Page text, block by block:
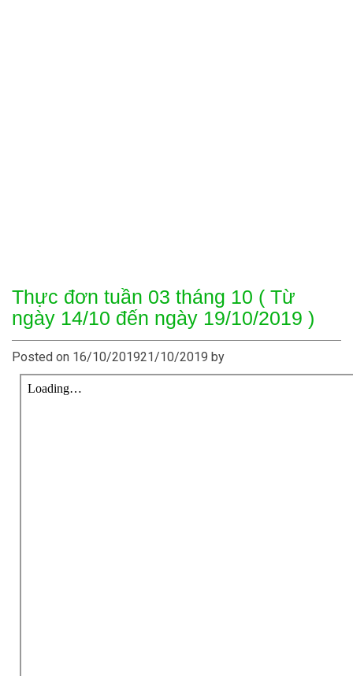
Thực đơn tuần 03 tháng 10 ( Từ
ngày 14/10 đến ngày 19/10/2019 )
Posted on 16/10/201921/10/2019 by